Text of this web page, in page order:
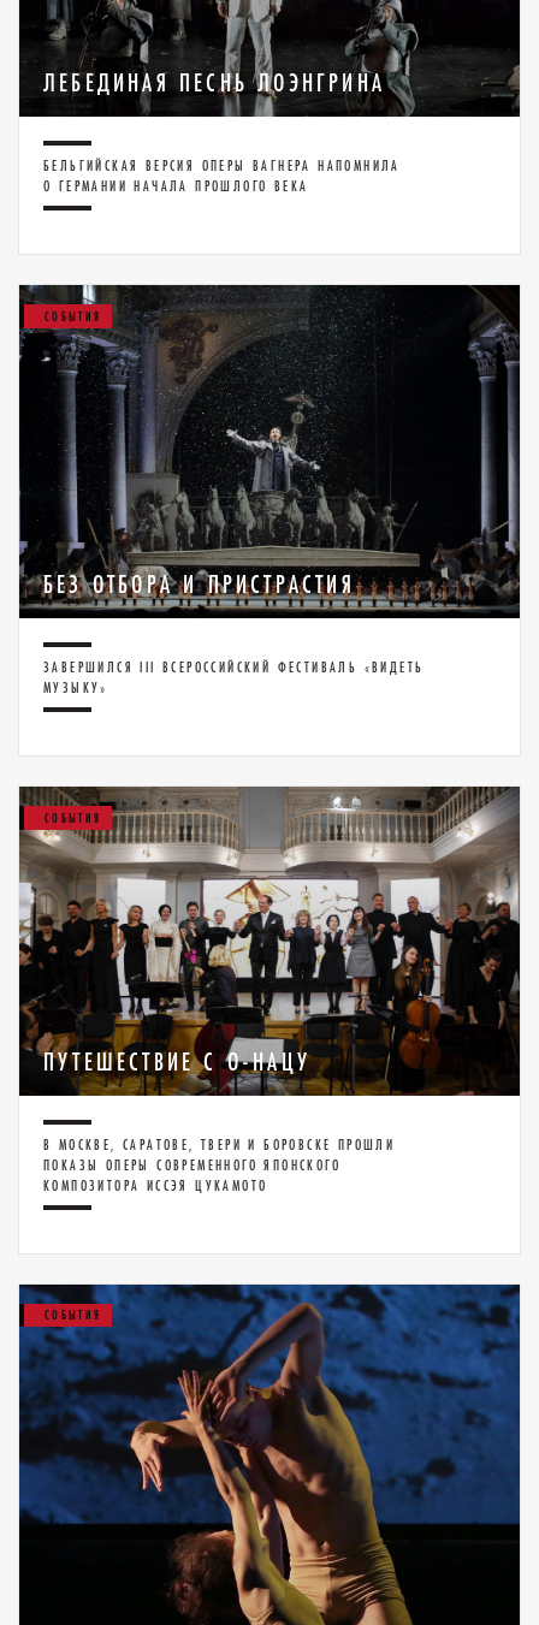
ЛЕБЕДИНАЯ ПЕСНЬ ЛОЭНГРИНА
БЕЛЬГИЙСКАЯ ВЕРСИЯ ОПЕРЫ ВАГНЕРА НАПОМНИЛА
О ГЕРМАНИИ НАЧАЛА ПРОШЛОГО ВЕКА
СОБЫТИЯ
БЕЗ ОТБОРА И ПРИСТРАСТИЯ
ЗАВЕРШИЛСЯ III ВСЕРОССИЙСКИЙ ФЕСТИВАЛЬ «ВИДЕТЬ
МУЗЫКУ»
СОБЫТИЯ
ПУТЕШЕСТВИЕ С О-НАЦУ
В МОСКВЕ, САРАТОВЕ, ТВЕРИ И БОРОВСКЕ ПРОШЛИ
ПОКАЗЫ ОПЕРЫ СОВРЕМЕННОГО ЯПОНСКОГО
КОМПОЗИТОРА ИССЭЯ ЦУКАМОТО
СОБЫТИЯ